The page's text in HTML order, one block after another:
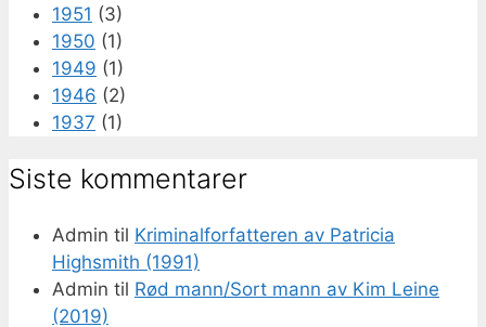
1951 (3)
1950 (1)
1949 (1)
1946 (2)
1937 (1)
Siste kommentarer
Admin til Kriminalforfatteren av Patricia
Highsmith (1991)
Admin til Rød mann/Sort mann av Kim Leine
(2019)